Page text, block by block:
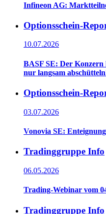
Infineon AG:
Optionsschein-
10.07.2026
BASF SE: Der Konzern
nur langsam
Optionsschein-
03.07.2026
Vonovia SE:
Tradinggruppe Info
06.05.2026
Trading-Webinar vom
Tradinggruppe Info